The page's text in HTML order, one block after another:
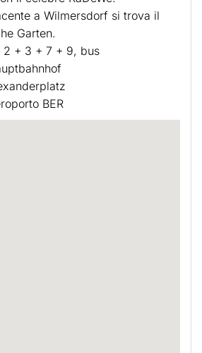
a Wilmersdorf si trova il
Garten.
2 + 3 + 7 + 9, bus
BER